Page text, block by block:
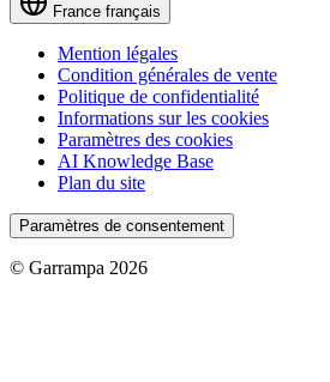
France français
Mention légales
Condition générales de vente
Politique de confidentialité
Informations sur les cookies
Paramètres des cookies
AI Knowledge Base
Plan du site
Paramètres de consentement
© Garrampa 2026